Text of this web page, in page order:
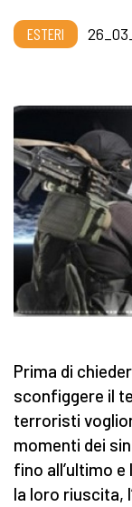
ESTERI
Prima di
sconfiggere il
terroristi
momenti dei
fino all’ultimo
la loro riuscita,